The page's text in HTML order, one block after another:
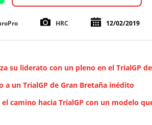
HRC 12/02/2019
su liderato con un pleno en el TrialGP
a un TrialGP de Gran Bretaña inédito
el camino hacia TrialGP con un modelo